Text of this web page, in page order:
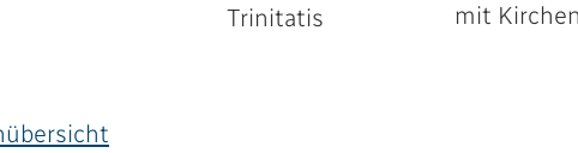
Trinitatis
mit